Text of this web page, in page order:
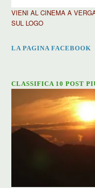
VIENI AL CINEMA A
SUL LOGO
LA PAGINA FACEBOOK
CLASSIFICA 10 POST